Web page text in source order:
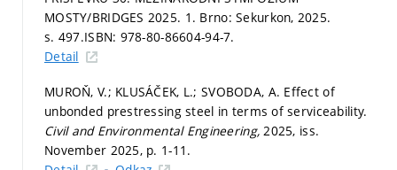
MOSTY/BRIDGES 2025. 1. Brno: Sekurkon, 2025.
s. 497.ISBN: 978-80-86604-94-7.
Detail
MUROŇ, V.; KLUSÁČEK, L.; SVOBODA, A. Effect of
unbonded prestressing steel in terms of serviceability.
Civil and Environmental Engineering, 2025, iss.
November 2025, p. 1-11.